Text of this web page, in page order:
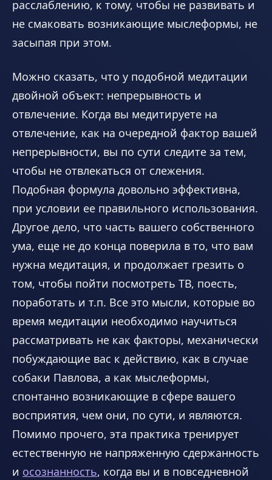
расслаблению, к тому, чтобы не развивать и
не смаковать возникающие мыслеформы, не
засыпая при этом.
Можно сказать, что у подобной медитации
двойной объект: непрерывность и
отвлечение. Когда вы медитируете на
отвлечение, как на очередной фактор вашей
непрерывности, вы по сути следите за тем,
чтобы не отвлекаться от слежения.
Подобная формула довольно эффективна,
при условии ее правильного использования.
Другое дело, что часть вашего собственного
ума, еще не до конца поверила в то, что вам
нужна медитация, и продолжает грезить о
том, чтобы пойти посмотреть ТВ, поесть,
поработать и т.п. Все это мысли, которые во
время медитации необходимо научиться
рассматривать не как факторы, механически
побуждающие вас к действию, как в случае
собаки Павлова, а как мыслеформы,
спонтанно возникающие в сфере вашего
восприятия, чем они, по сути, и являются.
Помимо прочего, эта практика тренирует
естественную не напряженную сдержанность
и осознанность, когда вы и в повседневной